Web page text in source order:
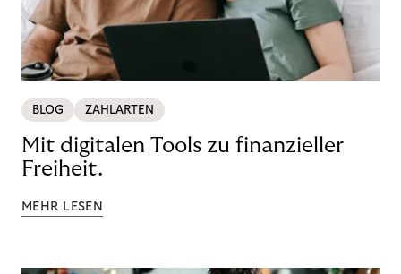
BLOG ZAHLARTEN
Mit digitalen Tools zu finanzieller
Freiheit.
MEHR LESEN